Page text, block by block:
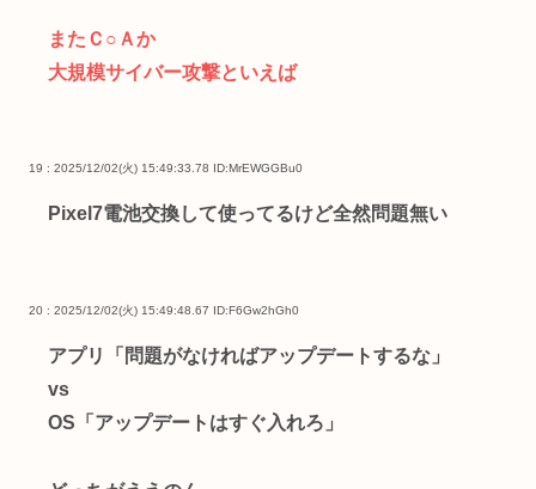
またＣ○Ａか
大規模サイバー攻撃といえば
19 : 2025/12/02(火) 15:49:33.78 ID:MrEWGGBu0
Pixel7電池交換して使ってるけど全然問題無い
20 : 2025/12/02(火) 15:49:48.67 ID:F6Gw2hGh0
アプリ「問題がなければアップデートするな」
vs
OS「アップデートはすぐ入れろ」